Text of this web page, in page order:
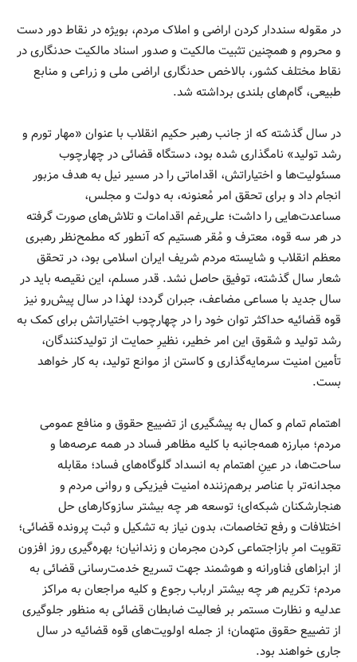
در مقوله سنددار کردن اراضی و املاک مردم، بویژه در نقاط دور دست
و محروم و همچنین تثبیت مالکیت و صدور اسناد مالکیت حدنگاری در
نقاط مختلف کشور، بالاخص حدنگاری اراضی ملی و زراعی و منابع
طبیعی، گام‌های بلندی برداشته شد.
در سال گذشته که از جانب رهبر حکیم انقلاب با عنوان «مهار تورم و
رشد تولید» نامگذاری شده بود، دستگاه قضائی در چهارچوب
مسئولیت‌ها و اختیاراتش، اقداماتی را در مسیر نیل به هدف مزبور
انجام داد و برای تحقق امر مُعنونه، به دولت و مجلس،
مساعدت‌هایی را داشت؛ علی‌رغم اقدامات و تلاش‌های صورت گرفته
در هر سه قوه، معترف و مُقر هستیم که آنطور که مطمح‌نظر رهبری
معظم انقلاب و شایسته مردم شریف ایران اسلامی بود، در تحقق
شعار سال گذشته، توفیق حاصل نشد. قدر مسلم، این نقیصه باید در
سال جدید با مساعی مضاعف، جبران گردد؛ لهذا در سال پیش‌رو نیز
قوه قضائیه حداکثر توان خود را در چهارچوب اختیاراتش برای کمک به
رشد تولید و شقوق این امر خطیر، نظیرِ حمایت از تولیدکنندگان،
تأمین امنیت سرمایه‌گذاری و کاستن از موانع تولید، به کار خواهد
بست.
اهتمام تمام و کمال به پیشگیری از تضییع حقوق و منافع عمومی
مردم؛ مبارزه همه‌جانبه با کلیه مظاهر فساد در همه عرصه‌ها و
ساحت‌ها، در عینِ اهتمام به انسداد گلوگاه‌های فساد؛ مقابله
مجدانه‌تر با عناصر برهم‌زننده امنیت فیزیکی و روانی مردم و
هنجارشکنان شبکه‌ای؛ توسعه هر چه بیشتر سازوکارهای حل
اختلافات و رفع تخاصمات، بدون نیاز به تشکیل و ثبت پرونده قضائی؛
تقویت امرِ بازاجتماعی کردن مجرمان و زندانیان؛ بهره‌گیری روز افزون
از ابزاهای فناورانه و هوشمند جهت تسریع خدمت‌رسانی قضائی به
مردم؛ تکریم هر چه بیشتر ارباب رجوع و کلیه مراجعان به مراکز
عدلیه و نظارت مستمر بر فعالیت ضابطان قضائی به منظور جلوگیری
از تضییع حقوق متهمان؛ از جمله اولویت‌های قوه قضائیه در سال
جاری خواهند بود.